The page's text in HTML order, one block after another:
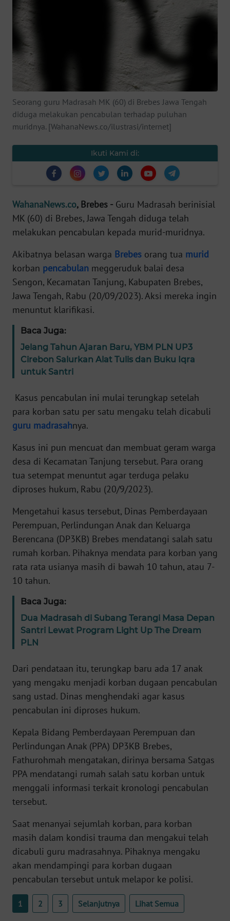
Seorang guru Madrasah MK (60) di Brebes Jawa Tengah
diduga melakukan pencabulan terhadap puluhan
muridnya. [WahanaNews.co/ilustrasi/internet]
Ikuti Kami di:
WahanaNews.co, Brebes - Guru Madrasah berinisial
MK (60) di Brebes, Jawa Tengah diduga telah
melakukan pencabulan kepada murid-muridnya.
Akibatnya belasan warga Brebes orang tua murid
korban pencabulan meggeruduk balai desa
Sengon, Kecamatan Tanjung, Kabupaten Brebes,
Jawa Tengah, Rabu (20/09/2023). Aksi mereka ingin
menuntut klarifikasi.
Baca Juga:
Jelang Tahun Ajaran Baru, YBM PLN UP3
Cirebon Salurkan Alat Tulis dan Buku Iqra
untuk Santri
Kasus pencabulan ini mulai terungkap setelah
para korban satu per satu mengaku telah dicabuli
guru madrasahnya.
Kasus ini pun mencuat dan membuat geram warga
desa di Kecamatan Tanjung tersebut. Para orang
tua setempat menuntut agar terduga pelaku
diproses hukum, Rabu (20/9/2023).
Mengetahui kasus tersebut, Dinas Pemberdayaan
Perempuan, Perlindungan Anak dan Keluarga
Berencana (DP3KB) Brebes mendatangi salah satu
rumah korban. Pihaknya mendata para korban yang
rata rata usianya masih di bawah 10 tahun, atau 7-
10 tahun.
Baca Juga:
Dua Madrasah di Subang Terangi Masa Depan
Santri Lewat Program Light Up The Dream
PLN
Dari pendataan itu, terungkap baru ada 17 anak
yang mengaku menjadi korban dugaan pencabulan
sang ustad. Dinas menghendaki agar kasus
pencabulan ini diproses hukum.
Kepala Bidang Pemberdayaan Perempuan dan
Perlindungan Anak (PPA) DP3KB Brebes,
Fathurohmah mengatakan, dirinya bersama Satgas
PPA mendatangi rumah salah satu korban untuk
menggali informasi terkait kronologi pencabulan
tersebut.
Saat menanyai sejumlah korban, para korban
masih dalam kondisi trauma dan mengakui telah
dicabuli guru madrasahnya. Pihaknya mengaku
akan mendampingi para korban dugaan
pencabulan tersebut untuk melapor ke polisi.
1 2 3 Selanjutnya Lihat Semua
SAINS-TEKNO
INTERNASIONAL
SERBA-SERBI
PENDIDIKAN
EDITORIAL
Informasi
INDEKS
BERITA
KONTAK
INFO
IKLAN
TENTANG
PEDOMAN
SIBER
REDAKSI
KARIR
DISCLAIMER
Wahana
Regional
WN
SUMUT
WN
JAKARTA
JABAR
WN
BANTEN
WN
NTT
WN
KEPRI
PAPUA
WN
PAPUA
RIAU